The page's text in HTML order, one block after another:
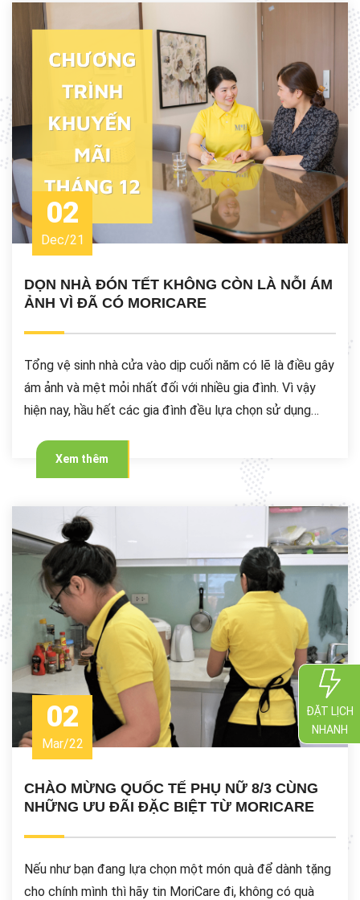
02
Dec/21
DỌN NHÀ ĐÓN TẾT KHÔNG CÒN LÀ NỖI ÁM
ẢNH VÌ ĐÃ CÓ MORICARE
Tổng vệ sinh nhà cửa vào dịp cuối năm có lẽ là điều gây
ám ảnh và mệt mỏi nhất đối với nhiều gia đình. Vì vậy
hiện nay, hầu hết các gia đình đều lựa chọn sử dụng
quả trong công việc dọn dẹp.
Xem thêm
02
Mar/22
CHÀO MỪNG QUỐC TẾ PHỤ NỮ 8/3 CÙNG
NHỮNG ƯU ĐÃI ĐẶC BIỆT TỪ MORICARE
Nếu như bạn đang lựa chọn một món quà để dành tặng
cho chính mình thì hãy tin MoriCare đi, không có quà
ĐẶT LỊCH
NHANH